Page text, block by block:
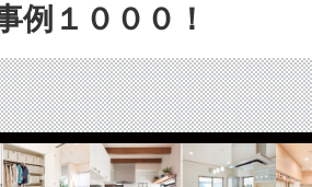
例１０００！